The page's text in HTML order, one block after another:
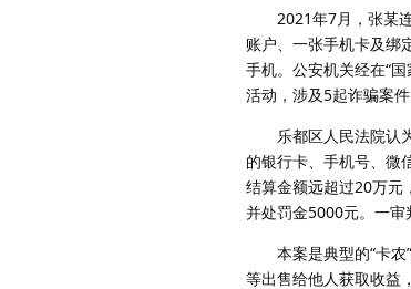
2021年7月，张某连
账户、一张手机卡及绑
手机。公安机关经在“
活动，涉及5起诈骗案
乐都区人民法院认为
的银行卡、手机号、微
结算金额远超过20万元
并处罚金5000元。一审
本案是典型的“卡农”
等出售给他人获取收益